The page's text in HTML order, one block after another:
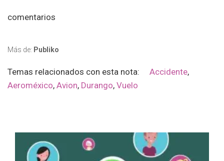
comentarios
Más de: Publiko
Temas relacionados con esta nota: Accidente,
Aeroméxico, Avion, Durango, Vuelo